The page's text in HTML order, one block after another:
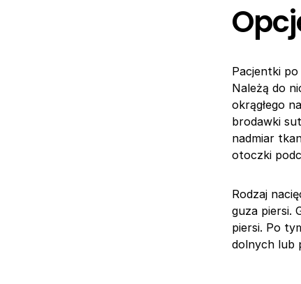
Pacjentki
Należą do
okrągłego
brodawki
nadmiar
otoczki
Rodzaj
guza piersi.
piersi. Po
dolnych lub